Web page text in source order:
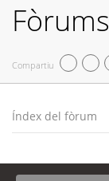
Compartiu
Índex del fòrum